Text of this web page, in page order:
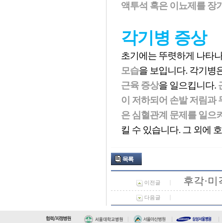
액투석 혹은 이뇨제를 장
각기병 증상
초기에는 뚜렷하게 나타
모습을 보입니다. 각기병
근육 증상을 일으킵니다.
이 저하되어 손발 저림과
은 심혈관계 문제를 일으
킬 수 있습니다. 그 외에
목록
이전글 후각·
다음글